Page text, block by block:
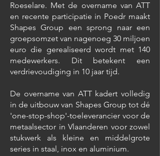
Roeselare. Met de overname van ATT
en recente participatie in Poedr maakt
Shapes Group een sprong naar een
groepsomzet van nagenoeg 30 miljoen
euro die gerealiseerd wordt met 140
medewerkers. Dit betekent een
verdrievoudiging in 10 jaar tijd.
De overname van ATT kadert volledig
in de uitbouw van Shapes Group tot dé
'one-stop-shop'-toeleverancier voor de
metaalsector in Vlaanderen voor zowel
stukwerk als kleine en middelgrote
series in staal, inox en aluminium.